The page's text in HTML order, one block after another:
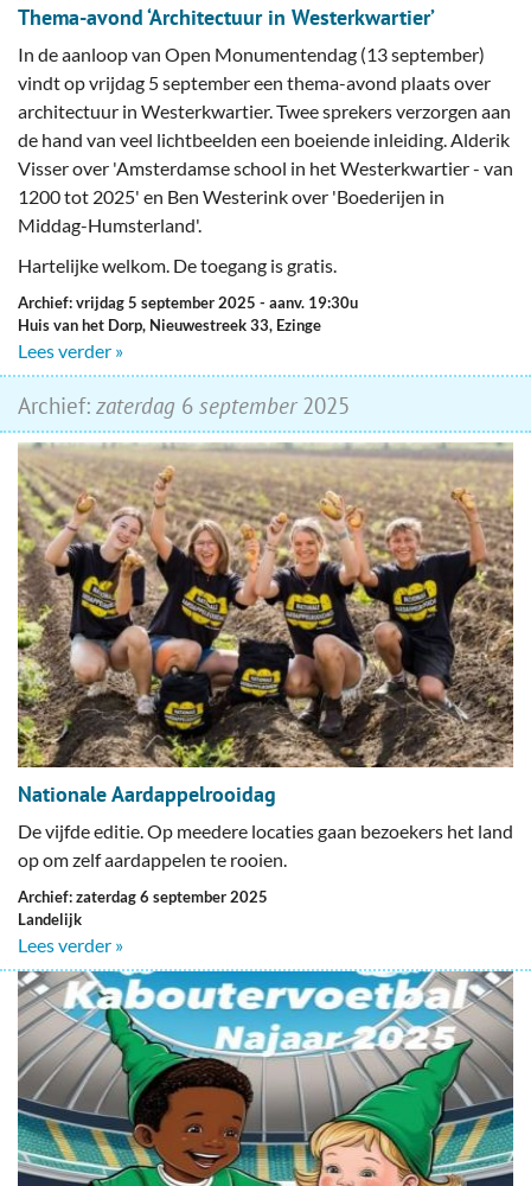
Thema-avond ‘Architectuur in Westerkwartier’
In de aanloop van Open Monumentendag (13 september)
vindt op vrijdag 5 september een thema-avond plaats over
architectuur in Westerkwartier. Twee sprekers verzorgen aan
de hand van veel lichtbeelden een boeiende inleiding. Alderik
Visser over 'Amsterdamse school in het Westerkwartier - van
1200 tot 2025' en Ben Westerink over 'Boederijen in
Middag-Humsterland'.
Hartelijke welkom. De toegang is gratis.
Archief: vrijdag 5 september 2025 - aanv. 19:30u
Huis van het Dorp, Nieuwestreek 33, Ezinge
Lees verder »
Archief: zaterdag 6 september2025
Nationale Aardappelrooidag
De vijfde editie. Op meedere locaties gaan bezoekers het land
op om zelf aardappelen te rooien.
Archief: zaterdag 6 september 2025
Landelijk
Lees verder »